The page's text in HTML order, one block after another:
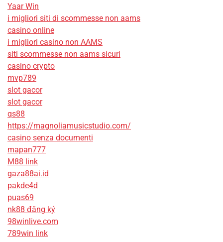
Yaar Win
i migliori siti di scommesse non aams
casino online
i migliori casino non AAMS
siti scommesse non aams sicuri
casino crypto
mvp789
slot gacor
slot gacor
qs88
https://magnoliamusicstudio.com/
casino senza documenti
mapan777
M88 link
gaza88ai.id
pakde4d
puas69
nk88 đăng ký
98winlive.com
789win link